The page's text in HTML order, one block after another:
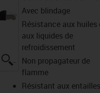
igus-icon-lupe
Avec blindage
Résistance aux huiles
aux liquides de
refroidissement
Non propagateur de
flamme
Résistant aux entailles